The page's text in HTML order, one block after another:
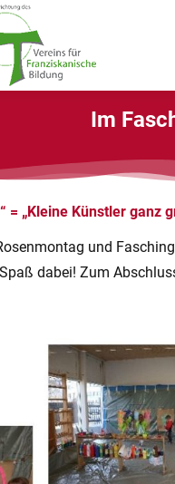
Im
= „Kleine Künstler ganz
und
dabei! Zum